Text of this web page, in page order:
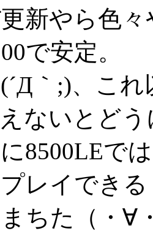
更新やら色
で安定。
｀;)、これ
ないとど
に8500LEで
レイでき
ちた（・∀